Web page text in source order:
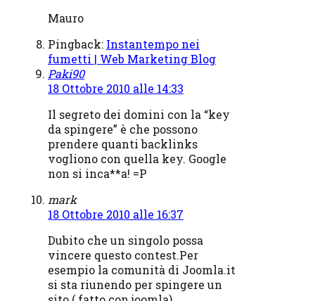
Mauro
Pingback: Instantempo nei
fumetti | Web Marketing Blog
Paki90
18 Ottobre 2010 alle 14:33
Il segreto dei domini con la “key
da spingere” è che possono
prendere quanti backlinks
vogliono con quella key. Google
non si inca**a! =P
mark
18 Ottobre 2010 alle 16:37
Dubito che un singolo possa
vincere questo contest.Per
esempio la comunità di Joomla.it
si sta riunendo per spingere un